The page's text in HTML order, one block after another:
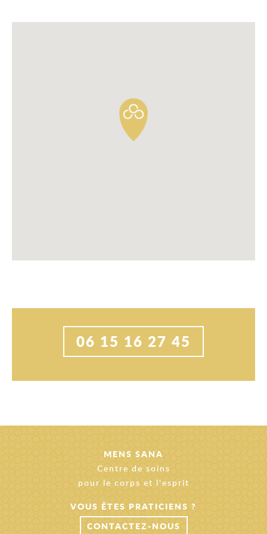
06 15 16 27 45
n’est acquis mais une fois encore l’optimisme
MENS SANA
Centre de soins
pour le corps et l'esprit
VOUS ÊTES PRATICIENS ?
CONTACTEZ-NOUS